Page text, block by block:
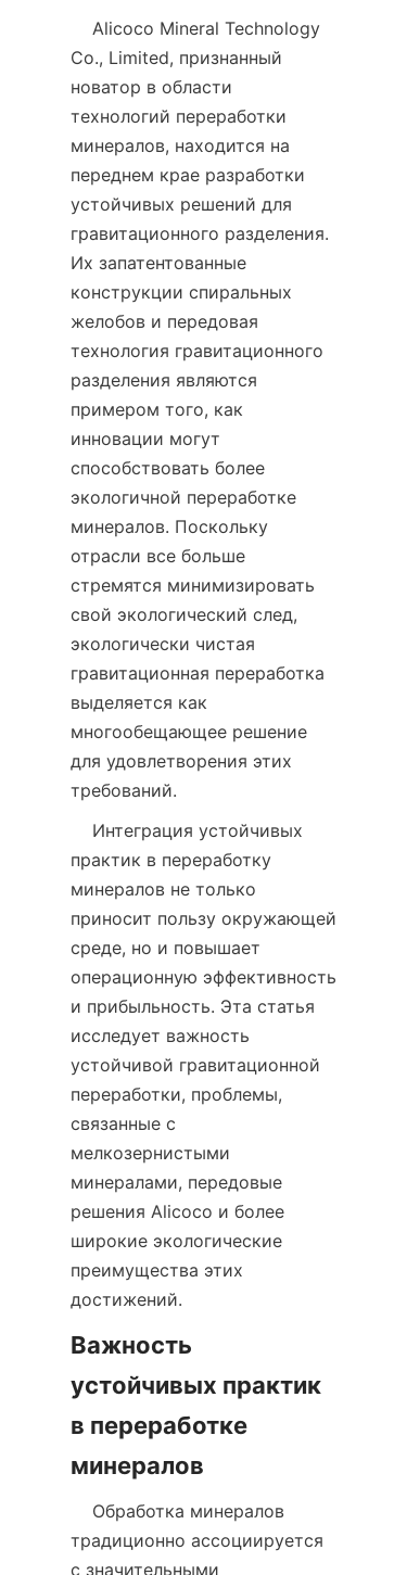
Co., Limited, признанный
новатор в области
технологий переработки
минералов, находится на
переднем крае разработки
устойчивых решений для
гравитационного разделения.
Их запатентованные
конструкции спиральных
желобов и передовая
технология гравитационного
разделения являются
примером того, как
инновации могут
способствовать более
экологичной переработке
минералов. Поскольку
отрасли все больше
стремятся минимизировать
свой экологический след,
экологически чистая
гравитационная переработка
выделяется как
многообещающее решение
для удовлетворения этих
практик в переработку
минералов не только
приносит пользу окружающей
среде, но и повышает
операционную эффективность
и прибыльность. Эта статья
исследует важность
устойчивой гравитационной
переработки, проблемы,
связанные с
мелкозернистыми
минералами, передовые
решения Alicoco и более
широкие экологические
преимущества этих
Важность
устойчивых практик
в переработке
традиционно ассоциируется
с значительными